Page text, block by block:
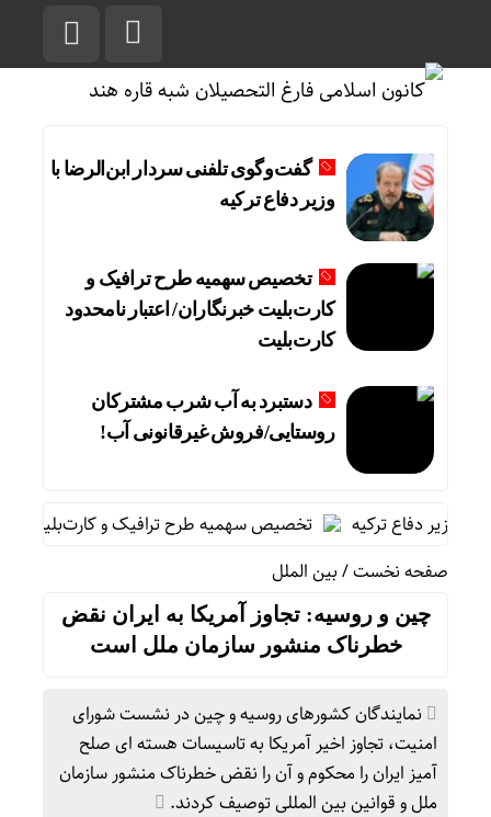
گفت‌وگوی تلفنی سردار ابن‌الرضا با
وزیر دفاع ترکیه
تخصیص سهمیه طرح ترافیک و
کارت‌بلیت خبرنگاران/ اعتبار نامحدود
کارت‌بلیت
دستبرد به آب شرب مشترکان
روستایی/فروش غیرقانونی آب!
وزیر دفاع ترکیه
تخصیص سهمیه طرح ترافیک و کارت‌بلیت
صفحه نخست/بین الملل
چین و روسیه: تجاوز آمریکا به ایران نقض
خطرناک منشور سازمان ملل است
نمایندگان کشورهای روسیه و چین در نشست شورای
امنیت، تجاوز اخیر آمریکا به تاسیسات هسته ای صلح
آمیز ایران را محکوم و آن را نقض خطرناک منشور سازمان
ملل و قوانین بین المللی توصیف کردند.